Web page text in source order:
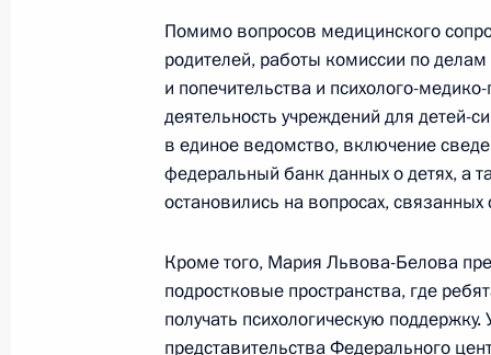
Подписан закон о правах
инвалидов с детства на жилищные
29 декабря 2022 года, 20:25
Мария Львова-Белова посетила
24 декабря 2022 года, 19:00
Помимо вопросов медицинского
родителей, работы комиссии по
и попечительства и психолого-
деятельность учреждений для детей-
в единое ведомство, включение
федеральный банк данных о детях, а
остановились на вопросах,
Кроме того, Мария Львова-Белова
подростковые пространства, где
получать психологическую
представительства Федерального